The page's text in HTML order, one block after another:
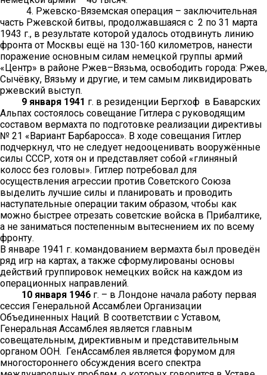
4. Ржевско-Вяземская операция – заключительная
часть Ржевской битвы, продолжавшаяся с 2 по 31 марта
1943 г., в результате которой удалось отодвинуть линию
фронта от Москвы ещё на 130-160 километров, нанести
поражение основным силам немецкой группы армий
«Центр» в районе Ржев–Вязьма, освободить города: Ржев,
Сычёвку, Вязьму и другие, и тем самым ликвидировать
ржевский выступ.
9 января 1941 г. в резиденции Бергхоф в Баварских
Альпах состоялось совещание Гитлера с руководящим
составом вермахта по подготовке реализации директивы
№ 21 «Вариант Барбаросса». В ходе совещания Гитлер
подчеркнул, что не следует недооценивать вооружённые
силы СССР, хотя он и представляет собой «глиняный
колосс без головы». Гитлер потребовал для
осуществления агрессии против Советского Союза
выделить лучшие силы и планировать и проводить
наступательные операции таким образом, чтобы как
можно быстрее отрезать советские войска в Прибалтике,
а не заниматься постепенным вытеснением их по всему
фронту.
В январе 1941 г. командованием вермахта был проведëн
ряд игр на картах, а также сформулированы основы
действий группировок немецких войск на каждом из
операционных направлений.
10 января 1946 г. – в Лондоне начала работу первая
сессия Генеральной Ассамблеи Организации
Объединенных Наций. В соответствии с Уставом,
Генеральная Ассамблея является главным
совещательным, директивным и представительным
органом ООН. ГенАссамблея является форумом для
многостороннего обсуждения всего спектра